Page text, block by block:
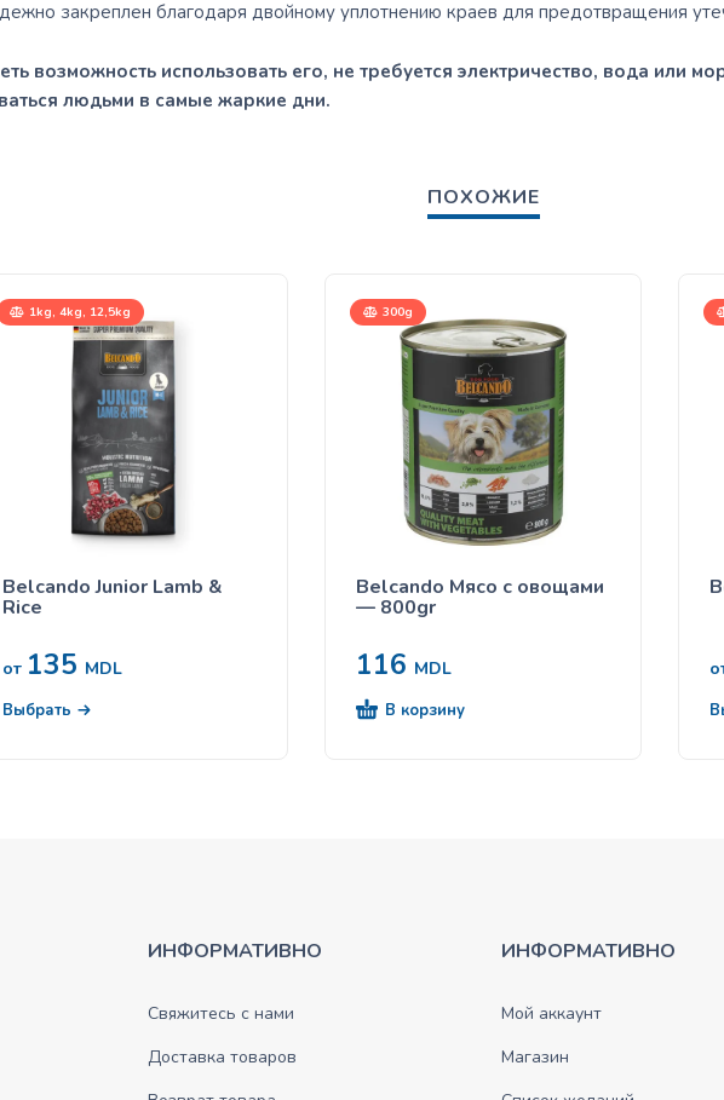
закреплен благодаря двойному уплотнению краев для предотвращения
возможность использовать его, не требуется электричество, вода или
людьми в самые жаркие дни.
ПОХОЖИЕ
1kg, 4kg, 12,5kg
Belcando Junior Lamb &
Rice
от 135 MDL
Выбрать
300g
Belcando Мясо с овощами
— 800gr
116 MDL
В корзину
ИНФОРМАТИВНО
Свяжитесь с нами
Доставка товаров
ИНФОРМАТИВНО
Мой аккаунт
Магазин